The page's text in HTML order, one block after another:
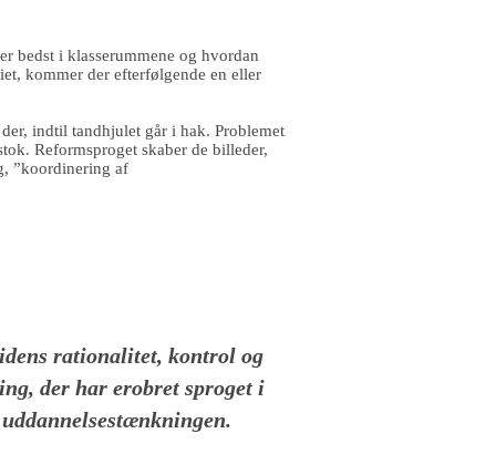
bedst i klasserummene og hvordan
kommer der efterfølgende en eller
indtil tandhjulet går i hak. Problemet
Reformsproget skaber de billeder,
”koordinering af
rationalitet, kontrol og
der har erobret sproget i